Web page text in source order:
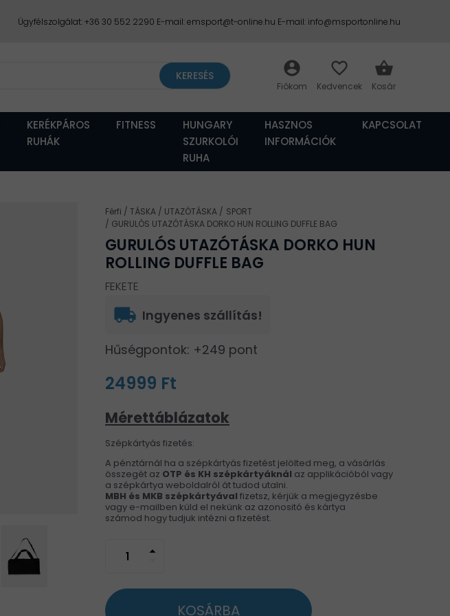
Ügyfélszolgálat: +36 30 552 2290 E-mail: emsport@t-online.hu E-mail: info@msportonline.hu
KERÉKPÁROS
RUHÁK
FITNESS
HUNGARY
SZURKOLÓI
RUHA
HASZNOS
INFORMÁCIÓK
KAPCSOLAT
account_circle favorite_border shopping_basket
KERESÉS
Férfi TÁSKA UTAZÓTÁSKA
SPORT
GURULÓS UTAZÓTÁSKA DORKO HUN ROLLING DUFFLE BAG
GURULÓS UTAZÓTÁSKA DORKO HUN
ROLLING DUFFLE BAG
FEKETE
local_shipping Ingyenes szállítás!
Hűségpontok: +249 pont
24999 Ft
Mérettáblázatok
Szépkártyás fizetés:
A pénztárnál ha a szépkártyás fizetést jelölted meg, a vásárlás
összegét az OTP és KH szépkártyáknál az applikációból vagy
a szépkártya weboldalról át tudod utalni.
MBH és MKB szépkártyával fizetsz, kérjük a megjegyzésbe
vagy e-mailben küld el nekünk az azonositó és kártya
számod hogy tudjuk intézni a fizetést.
arrow_drop_up
KOSÁRBA